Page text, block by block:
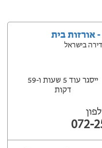
אורזות בית
בישראל
ייסגר עוד 5 שעות ‫ו-59
דקות
072-